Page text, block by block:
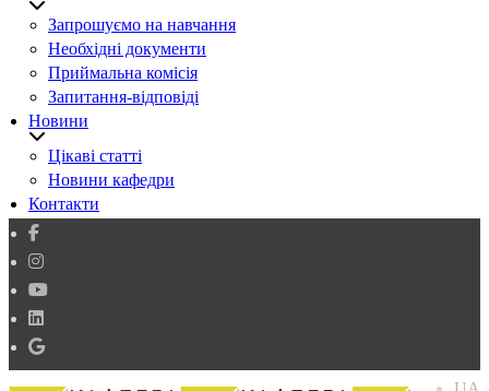
Запрошуємо на навчання
Необхідні документи
Приймальна комісія
Запитання-відповіді
Новини
Цікаві статті
Новини кафедри
Контакти